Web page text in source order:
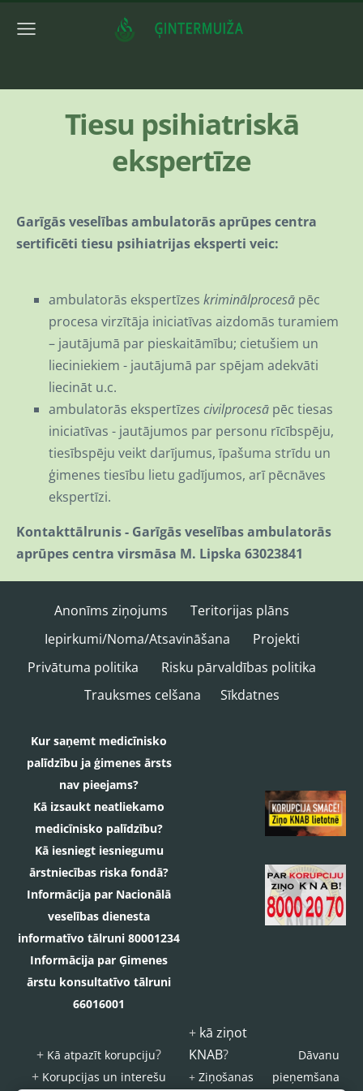
Tiesu psihiatriskā
ekspertīze
Garīgās veselības ambulatorās aprūpes centra
sertificēti tiesu psihiatrijas eksperti veic:
ambulatorās ekspertīzes kriminālprocesā pēc
procesa virzītāja iniciatīvas aizdomās turamiem
– jautājumā par pieskaitāmību; cietušiem un
lieciniekiem - jautājumā par spējam adekvāti
liecināt u.c.
ambulatorās ekspertīzes civilprocesā pēc tiesas
iniciatīvas - jautājumos par personu rīcībspēju,
tiesībspēju veikt darījumus, īpašuma strīdu un
ģimenes tiesību lietu gadījumos, arī pēcnāves
ekspertīzi.
Kontakttālrunis - Garīgās veselības ambulatorās
aprūpes centra virsmāsa M. Lipska 63023841
Anonīms ziņojums
Teritorijas plāns
Iepirkumi/Noma/Atsavināšana
Projekti
Privātuma politika
Risku pārvaldības politika
Trauksmes celšana
Sīkdatnes
Kur saņemt medicīnisko
palīdzību ja ģimenes ārsts
nav pieejams?
Kā izsaukt neatliekamo
medicīnisko palīdzību?
Kā iesniegt iesniegumu
ārstniecības riska fondā?
Informācija par Nacionālā
veselības dienesta
informatīvo tālruni 80001234
Informācija par Ģimenes
ārstu konsultatīvo tālruni
66016001
+ Kā atpazīt korupciju?
+ Korupcijas un interešu
+ kā ziņot
KNAB?
+ Ziņošanas
Dāvanu
pieņemšana